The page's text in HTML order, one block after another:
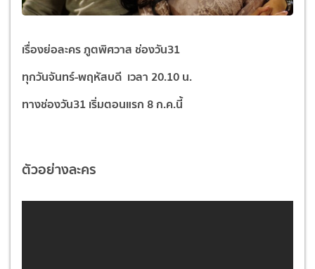
เรื่องย่อละคร ภูตพิศวาสช่องวัน31
ทุกวันจันทร์-พฤหัสบดี เวลา 20.10 น.
ทางช่องวัน31เริ่มตอนแรก 8 ก.ค.นี้
ตัวอย่างละคร